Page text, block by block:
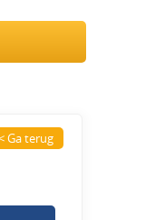
Ga terug